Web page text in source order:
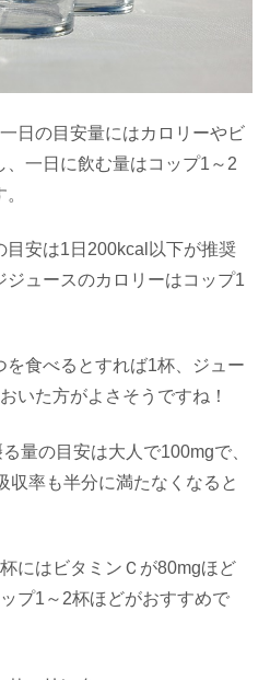
日の目安量にはカロリーやビ
、一日に飲む量はコップ1～2
目安は1日200kcal以下が推奨
ジュースのカロリーはコップ1
を食べるとすれば1杯、ジュー
いた方がよさそうですね！
量の目安は大人で100mgで、
収率も半分に満たなくなると
にはビタミンＣが80mgほど
プ1～2杯ほどがおすすめで